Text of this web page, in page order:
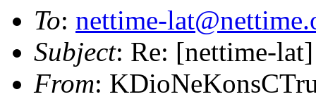
To: nettime-
Subject: Re: [nettime-
From: